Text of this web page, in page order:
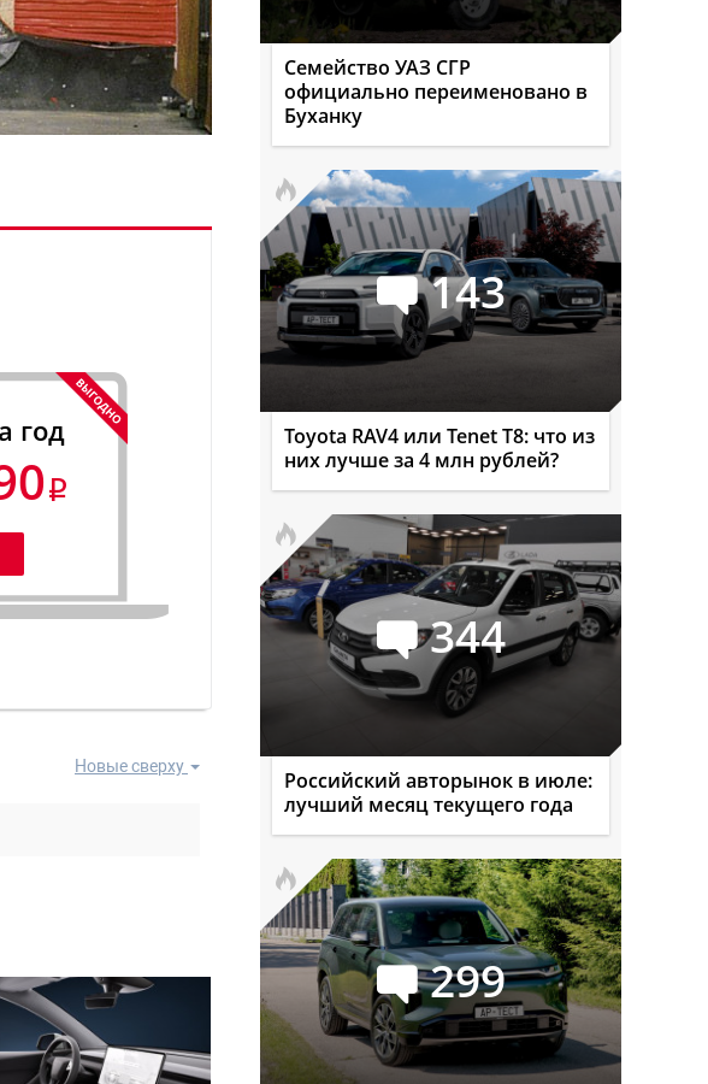
год
Новые сверху
Семейство УАЗ СГР
официально переименовано в
Буханку
143
Toyota RAV4 или Tenet T8: что из
них лучше за 4 млн рублей?
344
Российский авторынок в июле:
лучший месяц текущего года
299